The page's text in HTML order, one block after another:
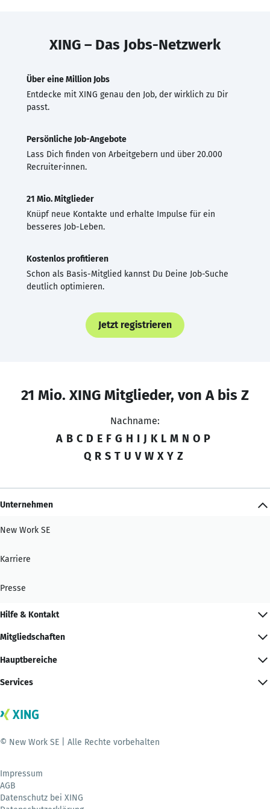
XING – Das Jobs-Netzwerk
Über eine Million Jobs
Entdecke mit XING genau den Job, der wirklich zu Dir
passt.
Persönliche Job-Angebote
Lass Dich finden von Arbeitgebern und über 20.000
Recruiter·innen.
21 Mio. Mitglieder
Knüpf neue Kontakte und erhalte Impulse für ein
besseres Job-Leben.
Kostenlos profitieren
Schon als Basis-Mitglied kannst Du Deine Job-Suche
deutlich optimieren.
Jetzt registrieren
21 Mio. XING Mitglieder, von A bis Z
Nachname:
A B C D E F G H I J K L M N O P
Q R S T U V W X Y Z
Unternehmen
New Work SE
Karriere
Presse
Hilfe & Kontakt
Mitgliedschaften
Hauptbereiche
Services
© New Work SE | Alle Rechte vorbehalten
Impressum
AGB
Datenschutz bei XING